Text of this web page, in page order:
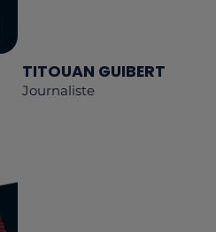
TITOUAN GUIBERT
Journaliste